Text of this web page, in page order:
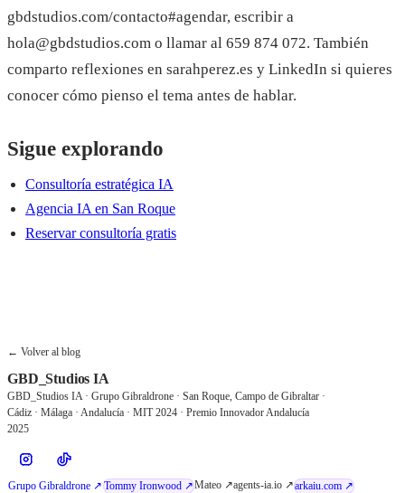
gbdstudios.com/contacto#agendar, escribir a
hola@gbdstudios.com o llamar al 659 874 072. También
comparto reflexiones en sarahperez.es y LinkedIn si quieres
conocer cómo pienso el tema antes de hablar.
Sigue explorando
Consultoría estratégica IA
Agencia IA en San Roque
Reservar consultoría gratis
← Volver al blog
GBD_StudiosIA
GBD_Studios IA · Grupo Gibraldrone · San Roque, Campo de Gibraltar ·
Cádiz · Málaga · Andalucía · MIT 2024 · Premio Innovador Andalucía
2025
Grupo Gibraldrone ↗ Tommy Ironwood ↗Mateo ↗agents-ia.io ↗arkaiu.com ↗